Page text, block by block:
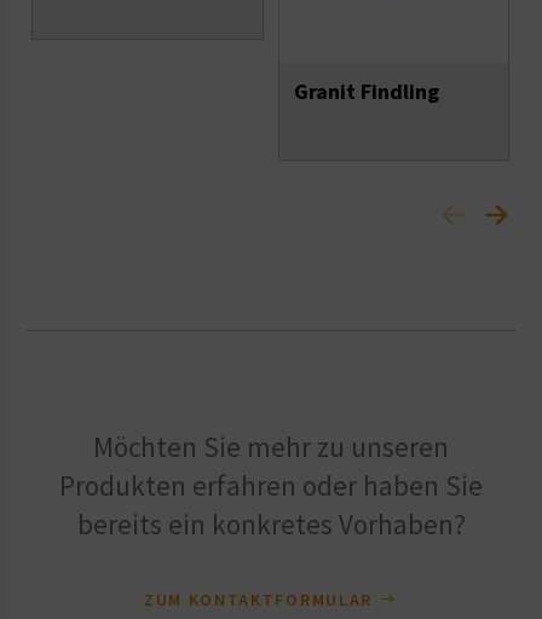
Granit Findling
Möchten Sie mehr zu unseren
Produkten erfahren oder haben Sie
bereits ein konkretes Vorhaben?
ZUM KONTAKTFORMULAR